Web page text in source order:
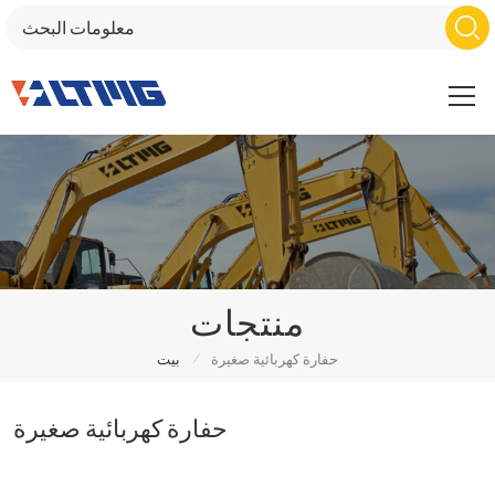
منتجات
بيت / حفارة كهربائية صغيرة
حفارة كهربائية صغيرة